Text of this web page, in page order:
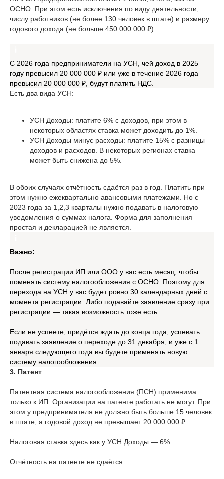
ОСНО. При этом есть исключения по виду деятельности,
числу работников (не более 130 человек в штате) и размеру
годового дохода (не больше 450 000 000 ₽).
С 2026 года предприниматели на УСН, чей доход в 2025
году превысил 20 000 000 ₽ или уже в течение 2026 года
превысил 20 000 000 ₽, будут платить НДС.
Есть два вида УСН:
УСН Доходы: платите 6% с доходов, при этом в
некоторых областях ставка может доходить до 1%.
УСН Доходы минус расходы: платите 15% с разницы
доходов и расходов. В некоторых регионах ставка
может быть снижена до 5%.
В обоих случаях отчётность сдаётся раз в год. Платить при
этом нужно ежеквартально авансовыми платежами. Но с
2023 года за 1,2,3 кварталы нужно подавать в налоговую
уведомления о суммах налога. Форма для заполнения
простая и декларацией не является.
Важно:
После регистрации ИП или ООО у вас есть месяц, чтобы
поменять систему налогообложения с ОСНО. Поэтому для
перехода на УСН у вас будет ровно 30 календарных дней с
момента регистрации. Либо подавайте заявление сразу при
регистрации — такая возможность тоже есть.
Если не успеете, придётся ждать до конца года, успевать
подавать заявление о переходе до 31 декабря, и уже с 1
января следующего года вы будете применять новую
систему налогообложения.
3. Патент
Патентная система налогообложения (ПСН) применима
только к ИП. Организации на патенте работать не могут. При
этом у предпринимателя не должно быть больше 15 человек
в штате, а годовой доход не превышает 20 000 000 ₽.
Налоговая ставка здесь как у УСН Доходы — 6%.
Отчётность на патенте не сдаётся.